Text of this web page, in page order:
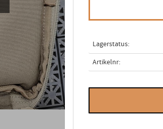
Lagerstatus
Artikelnr